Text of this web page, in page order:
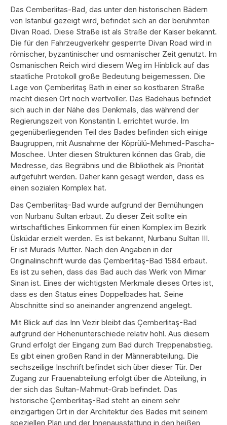
Das Cemberlitas-Bad, das unter den historischen Bädern
von Istanbul gezeigt wird, befindet sich an der berühmten
Divan Road. Diese Straße ist als Straße der Kaiser bekannt.
Die für den Fahrzeugverkehr gesperrte Divan Road wird in
römischer, byzantinischer und osmanischer Zeit genutzt. Im
Osmanischen Reich wird diesem Weg im Hinblick auf das
staatliche Protokoll große Bedeutung beigemessen. Die
Lage von Çemberlitaş Bath in einer so kostbaren Straße
macht diesen Ort noch wertvoller. Das Badehaus befindet
sich auch in der Nähe des Denkmals, das während der
Regierungszeit von Konstantin I. errichtet wurde. Im
gegenüberliegenden Teil des Bades befinden sich einige
Baugruppen, mit Ausnahme der Köprülü-Mehmed-Pascha-
Moschee. Unter diesen Strukturen können das Grab, die
Medresse, das Begräbnis und die Bibliothek als Priorität
aufgeführt werden. Daher kann gesagt werden, dass es
einen sozialen Komplex hat.
Das Çemberlitaş-Bad wurde aufgrund der Bemühungen
von Nurbanu Sultan erbaut. Zu dieser Zeit sollte ein
wirtschaftliches Einkommen für einen Komplex im Bezirk
Üsküdar erzielt werden. Es ist bekannt, Nurbanu Sultan III.
Er ist Murads Mutter. Nach den Angaben in der
Originalinschrift wurde das Çemberlitaş-Bad 1584 erbaut.
Es ist zu sehen, dass das Bad auch das Werk von Mimar
Sinan ist. Eines der wichtigsten Merkmale dieses Ortes ist,
dass es den Status eines Doppelbades hat. Seine
Abschnitte sind so aneinander angrenzend angelegt.
Mit Blick auf das Inn Vezir bleibt das Çemberlitaş-Bad
aufgrund der Höhenunterschiede relativ hohl. Aus diesem
Grund erfolgt der Eingang zum Bad durch Treppenabstieg.
Es gibt einen großen Rand in der Männerabteilung. Die
sechszeilige Inschrift befindet sich über dieser Tür. Der
Zugang zur Frauenabteilung erfolgt über die Abteilung, in
der sich das Sultan-Mahmut-Grab befindet. Das
historische Çemberlitaş-Bad steht an einem sehr
einzigartigen Ort in der Architektur des Bades mit seinem
speziellen Plan und der Innenausstattung in den heißen